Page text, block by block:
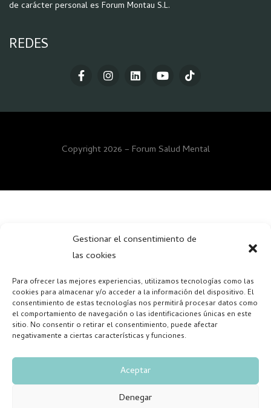
Gestionar el consentimiento de
las cookies
Para ofrecer las mejores experiencias, utilizamos tecnologías como las
cookies para almacenar y/o acceder a la información del dispositivo. El
consentimiento de estas tecnologías nos permitirá procesar datos como
el comportamiento de navegación o las identificaciones únicas en este
sitio. No consentir o retirar el consentimiento, puede afectar
negativamente a ciertas características y funciones.
Aceptar
Denegar
de carácter personal es Forum Montau S.L.
REDES
Copyright 2026 – Forum Salud Mental